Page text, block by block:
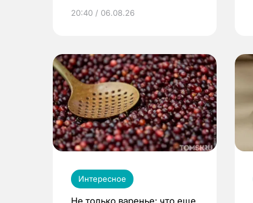
20:40 / 06.08.26
Интересное